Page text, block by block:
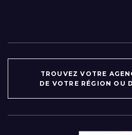
TROUVEZ VOTRE
DE VOTRE RÉGION OU